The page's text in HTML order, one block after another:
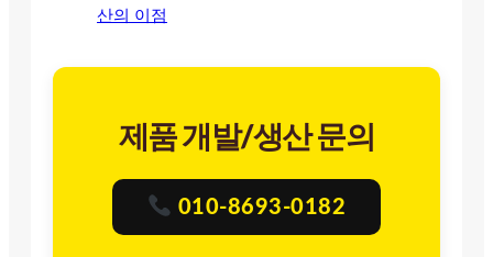
산의 이점
제품 개발/생산 문의
010-8693-0182